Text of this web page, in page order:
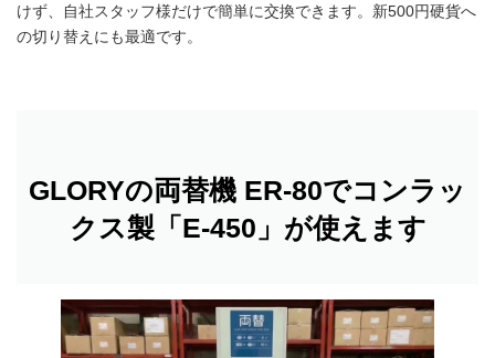
けず、自社スタッフ様だけで簡単に交換できます。新500円硬貨へ
の切り替えにも最適です。
GLORYの両替機 ER-80でコンラッ
クス製「E-450」が使えます